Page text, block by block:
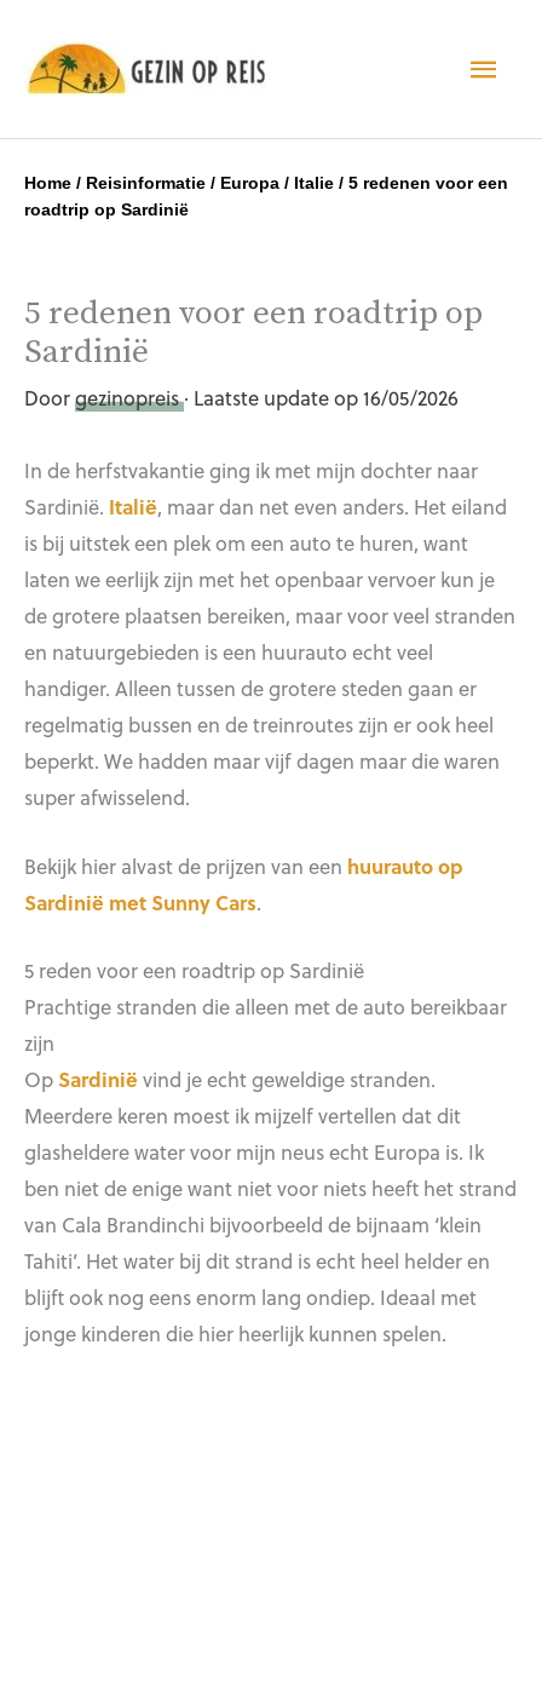
Home / Reisinformatie / Europa / Italie / 5 redenen voor een
roadtrip op Sardinië
5 redenen voor een roadtrip op
Sardinië
Doorgezinopreis· Laatste update op 16/05/2026
In de herfstvakantie ging ik met mijn dochter naar
Sardinië. Italië, maar dan net even anders. Het eiland
is bij uitstek een plek om een auto te huren, want
laten we eerlijk zijn met het openbaar vervoer kun je
de grotere plaatsen bereiken, maar voor veel stranden
en natuurgebieden is een huurauto echt veel
handiger. Alleen tussen de grotere steden gaan er
regelmatig bussen en de treinroutes zijn er ook heel
beperkt. We hadden maar vijf dagen maar die waren
super afwisselend.
Bekijk hier alvast de prijzen van een huurauto op
Sardinië met Sunny Cars.
5 reden voor een roadtrip op Sardinië
Prachtige stranden die alleen met de auto bereikbaar
zijn
Op Sardinië vind je echt geweldige stranden.
Meerdere keren moest ik mijzelf vertellen dat dit
glasheldere water voor mijn neus echt Europa is. Ik
ben niet de enige want niet voor niets heeft het strand
van Cala Brandinchi bijvoorbeeld de bijnaam ‘klein
Tahiti’. Het water bij dit strand is echt heel helder en
blijft ook nog eens enorm lang ondiep. Ideaal met
jonge kinderen die hier heerlijk kunnen spelen.